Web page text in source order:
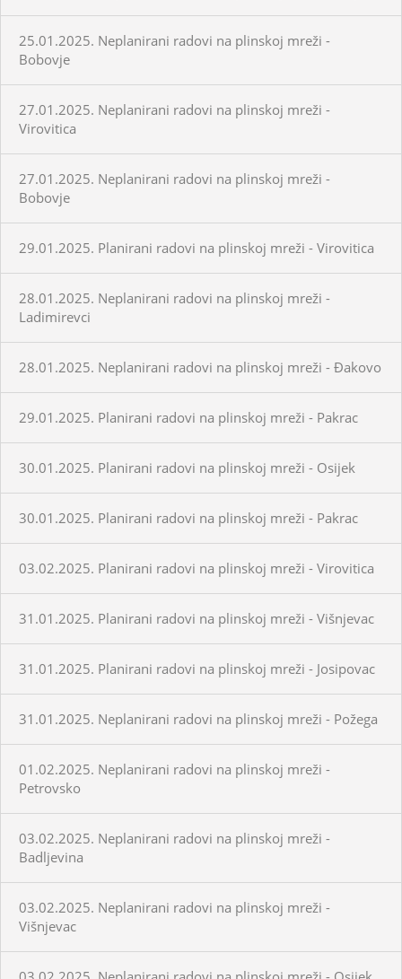
25.01.2025. Neplanirani radovi na plinskoj mreži -
Bobovje
27.01.2025. Neplanirani radovi na plinskoj mreži -
Virovitica
27.01.2025. Neplanirani radovi na plinskoj mreži -
Bobovje
29.01.2025. Planirani radovi na plinskoj mreži - Virovitica
28.01.2025. Neplanirani radovi na plinskoj mreži -
Ladimirevci
28.01.2025. Neplanirani radovi na plinskoj mreži - Đakovo
29.01.2025. Planirani radovi na plinskoj mreži - Pakrac
30.01.2025. Planirani radovi na plinskoj mreži - Osijek
30.01.2025. Planirani radovi na plinskoj mreži - Pakrac
03.02.2025. Planirani radovi na plinskoj mreži - Virovitica
31.01.2025. Planirani radovi na plinskoj mreži - Višnjevac
31.01.2025. Planirani radovi na plinskoj mreži - Josipovac
31.01.2025. Neplanirani radovi na plinskoj mreži - Požega
01.02.2025. Neplanirani radovi na plinskoj mreži -
Petrovsko
03.02.2025. Neplanirani radovi na plinskoj mreži -
Badljevina
03.02.2025. Neplanirani radovi na plinskoj mreži -
Višnjevac